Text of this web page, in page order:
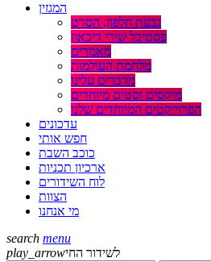
המגזין
גבעת חלפון, הסרט
פסטיבל שירי דיכאון
מאמרים
מלחמת העולמות
מדברים עלינו
מיקסים וסטים מיוחדים
הפרוייקטים המיוחדים שלנו
עדכונים
חפש אותי
כוכב השבת
ארכיון תכניות
לוח השידורים
הצוות
מי אנחנו
search menu
play_arrowלשידור החי